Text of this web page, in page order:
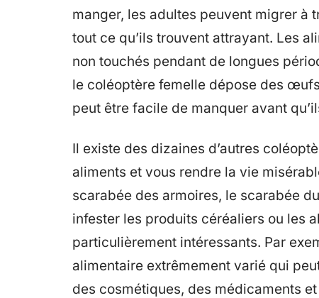
manger, les adultes peuvent migrer à
tout ce qu’ils trouvent attrayant. Les
non touchés pendant de longues
le coléoptère femelle dépose des
peut être facile de manquer avant
Il existe des dizaines d’autres
aliments et vous rendre la vie
scarabée des armoires, le scarabée
infester les produits céréaliers ou les
particulièrement intéressants. Par
alimentaire extrêmement varié qui
des cosmétiques, des médicaments